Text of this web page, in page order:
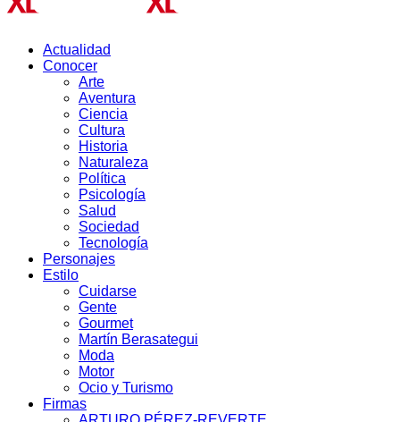
Actualidad
Conocer
Arte
Aventura
Ciencia
Cultura
Historia
Naturaleza
Política
Psicología
Salud
Sociedad
Tecnología
Personajes
Estilo
Cuidarse
Gente
Gourmet
Martín Berasategui
Moda
Motor
Ocio y Turismo
Firmas